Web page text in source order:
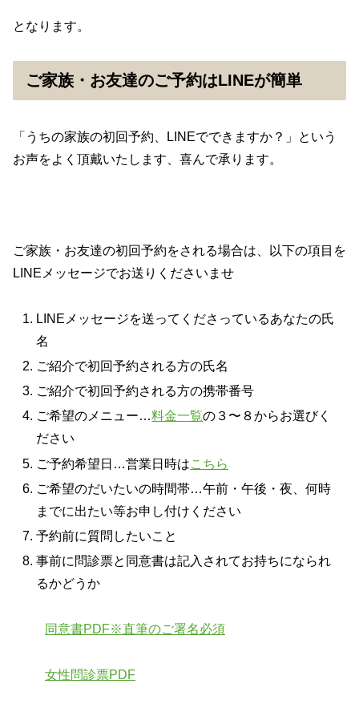
となります。
ご家族・お友達のご予約はLINEが簡単
「うちの家族の初回予約、LINEでできますか？」という
お声をよく頂戴いたします、喜んで承ります。
ご家族・お友達の初回予約をされる場合は、以下の項目を
LINEメッセージでお送りくださいませ
LINEメッセージを送ってくださっているあなたの氏
名
ご紹介で初回予約される方の氏名
ご紹介で初回予約される方の携帯番号
ご希望のメニュー…料金一覧の３〜８からお選びく
ださい
ご予約希望日…営業日時はこちら
ご希望のだいたいの時間帯…午前・午後・夜、何時
までに出たい等お申し付けください
予約前に質問したいこと
事前に問診票と同意書は記入されてお持ちになられ
るかどうか
同意書PDF※直筆のご署名必須
女性問診票PDF